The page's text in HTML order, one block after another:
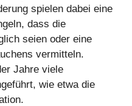
spielen dabei eine
dass die
seien oder eine
vermitteln.
Jahre viele
wie etwa die